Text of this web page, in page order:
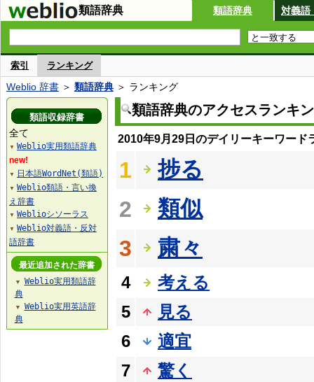
類語辞典 類語辞典 対義語
索引 ランキング
Weblio 辞書 ＞ 類語辞典 ＞ ランキング
類語辞典のアクセスランキ
2010年9月29日のデイリーキーワード
1
捗る
2
類似
3
粛々
4
考える
5
見る
6
適宜
7
驚く
類語収録辞書
全て
▼ Weblio実用類語辞典
new!
▼ 日本語WordNet(類語)
▼ Weblio類語・言い換
え辞書
▼ Weblioシソーラス
▼ Weblio対義語・反対
語辞書
最近追加された辞書
▼
Weblio実用類語辞
典
▼
Weblio実用英語辞
典